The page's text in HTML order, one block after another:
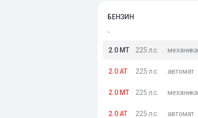
БЕНЗИН
-
2.0 MT 225 л.с. механика
2.0 AT 225 л.с. автомат
2.0 MT 225 л.с. механика
2.0 AT 225 л.с. автомат